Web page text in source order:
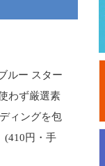
ルー スター
わず厳選素
ィングを包
(410円・手